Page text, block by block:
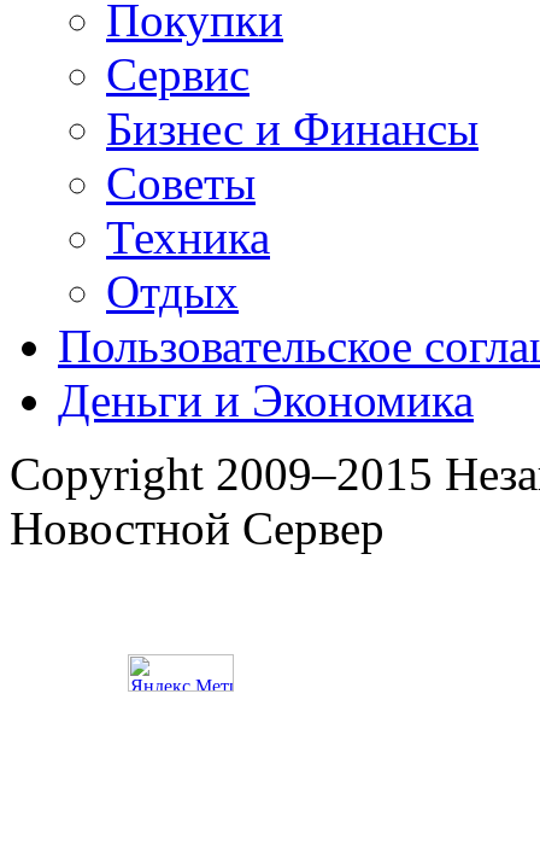
Покупки
Сервис
Бизнес и Финансы
Советы
Техника
Отдых
Пользовательское
Деньги и Экономика
Copyright 2009–2015
Новостной Сервер